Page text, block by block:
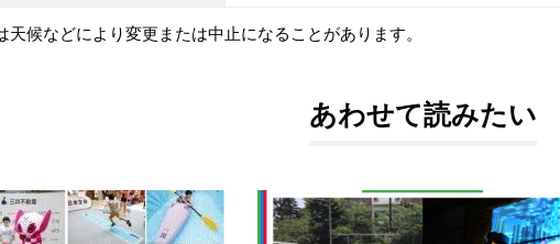
候などにより変更または中止になることがあります。
あわせて読みたい